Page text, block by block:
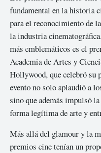
fundamental en la historia
para el reconocimiento de
la industria
más emblemáticos es el
Academia de Artes y
Hollywood, que celebró su
evento no solo aplaudió a
sino que además impulsó
forma legítima de arte y
Más allá del glamour y la
premios cine tenían un